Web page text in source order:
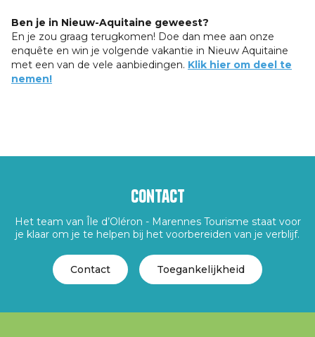
Ben je in Nieuw-Aquitaine geweest?
En je zou graag terugkomen! Doe dan mee aan onze
enquête en win je volgende vakantie in Nieuw Aquitaine
met een van de vele aanbiedingen. Klik hier om deel te
nemen!
Contact
Het team van Île d’Oléron - Marennes Tourisme staat voor
je klaar om je te helpen bij het voorbereiden van je verblijf.
Contact Toegankelijkheid